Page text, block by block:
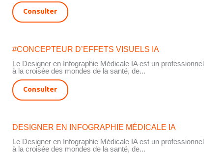
Consulter
#CONCEPTEUR D’EFFETS VISUELS IA
Le Designer en Infographie Médicale IA est un professionnel
à la croisée des mondes de la santé, de...
Consulter
DESIGNER EN INFOGRAPHIE MÉDICALE IA
Le Designer en Infographie Médicale IA est un professionnel
à la croisée des mondes de la santé, de...